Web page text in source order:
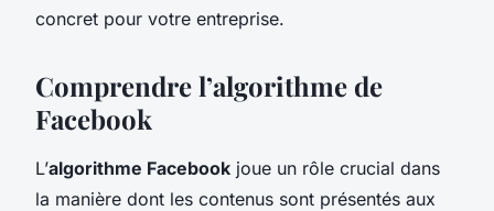
concret pour votre entreprise.
Comprendre l’algorithme de
Facebook
L’algorithme Facebook joue un rôle crucial dans
la manière dont les contenus sont présentés aux